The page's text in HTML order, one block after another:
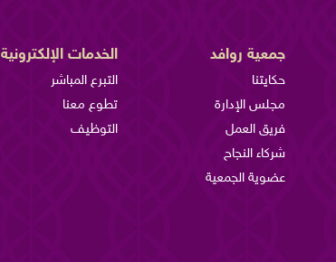
جمعية روافد
حكايتنا
مجلس الإدارة
فريق العمل
شركاء النجاح
عضوية الجمعية
الخدمات الإلكترونية
التبرع المباشر
تطوع معنا
التوظيف